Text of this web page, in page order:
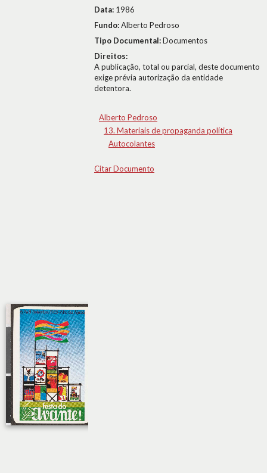
Data: 1986
Fundo:Alberto Pedroso
Tipo Documental:Documentos
Direitos:
A publicação, total ou parcial, deste documento
exige prévia autorização da entidade
detentora.
Alberto Pedroso
13. Materiais de propaganda política
Autocolantes
Citar Documento